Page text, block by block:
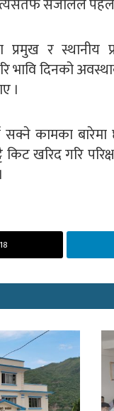
संजालले पहल
र स्थानीय
दिनको
।
सक्ने कामका
खरिद गरि
18